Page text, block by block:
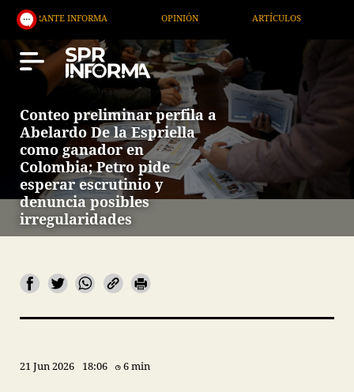
INFORMA OPINIÓN ARTÍCULOS ARTE /
Conteo preliminar perfila a
Abelardo De la Espriella
como ganador en
Colombia; Petro pide
esperar escrutinio y
denuncia posibles
irregularidades
21 Jun 2026 18:06 6 min